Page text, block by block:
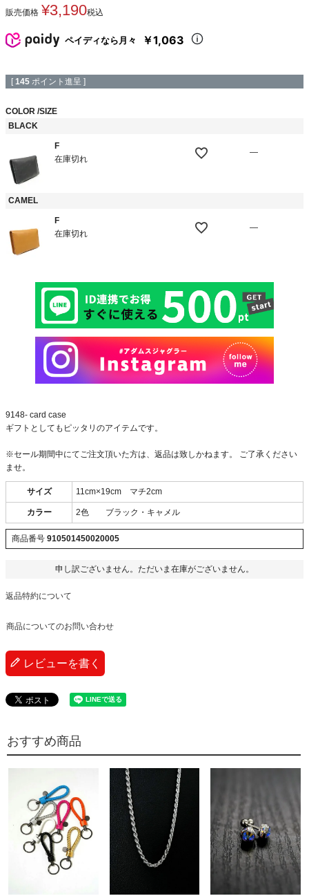
販売価格 ¥3,190税込
ペイディなら月々 ￥1,063
[ 145 ポイント進呈 ]
COLOR SIZE
BLACK
F
在庫切れ
—
CAMEL
F
在庫切れ
—
9148- card case
ギフトとしてもピッタリのアイテムです。
※セール期間中にてご注文頂いた方は、返品は致しかねます。 ご了承ください
ませ。
サイズ 11cm×19cm マチ2cm
カラー 2色 ブラック・キャメル
商品番号 910501450020005
申し訳ございません。ただいま在庫がございません。
返品特約について
商品についてのお問い合わせ
レビューを書く
おすすめ商品